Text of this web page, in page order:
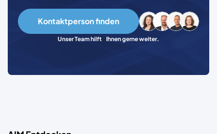
Kontaktperson finden
Unser Team hilft Ihnen gerne weiter.